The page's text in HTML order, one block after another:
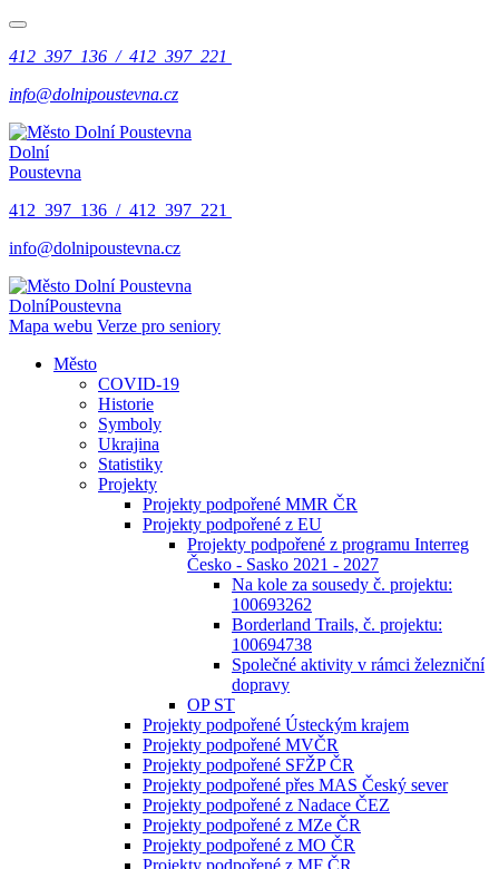
412 397 136 / 412 397 221
info@dolnipoustevna.cz
Dolní
Poustevna
412 397 136 / 412 397 221
info@dolnipoustevna.cz
DolníPoustevna
Mapa webu Verze pro seniory
Město
COVID-19
Historie
Symboly
Ukrajina
Statistiky
Projekty
Projekty podpořené MMR ČR
Projekty podpořené z EU
Projekty podpořené z programu Interreg
Česko - Sasko 2021 - 2027
Na kole za sousedy č. projektu:
100693262
Borderland Trails, č. projektu:
100694738
Společné aktivity v rámci železniční
dopravy
OP ST
Projekty podpořené Ústeckým krajem
Projekty podpořené MVČR
Projekty podpořené SFŽP ČR
Projekty podpořené přes MAS Český sever
Projekty podpořené z Nadace ČEZ
Projekty podpořené z MZe ČR
Projekty podpořené z MO ČR
Projekty podpořené z MF ČR